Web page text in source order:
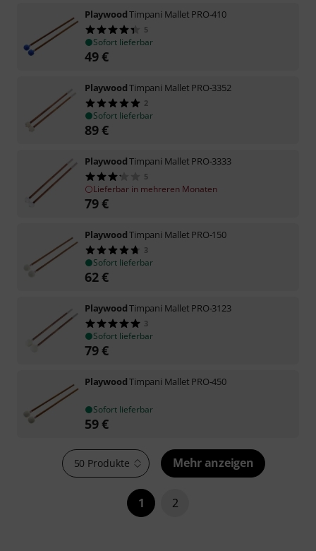
PlaywoodTimpani Mallet PRO-410
5
Sofort lieferbar
49€
PlaywoodTimpani Mallet PRO-3352
2
Sofort lieferbar
89€
PlaywoodTimpani Mallet PRO-3333
5
Lieferbar in mehreren Monaten
79€
PlaywoodTimpani Mallet PRO-150
3
Sofort lieferbar
62€
PlaywoodTimpani Mallet PRO-3123
3
Sofort lieferbar
79€
PlaywoodTimpani Mallet PRO-450
Sofort lieferbar
59€
50 Produkte Mehr anzeigen
1 2